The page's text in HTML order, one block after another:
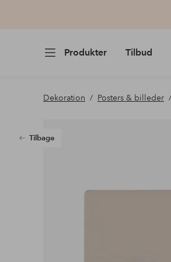
Produkter Tilbud
Dekoration Posters & billeder
Tilbage